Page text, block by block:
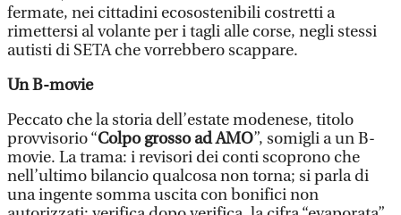
fermate, nei cittadini ecosostenibili costretti a
rimettersi al volante per i tagli alle corse, negli stessi
autisti di SETA che vorrebbero scappare.
Un B-movie
Peccato che la storia dell’estate modenese, titolo
provvisorio “Colpo grosso ad AMO”, somigli a un B-
movie. La trama: i revisori dei conti scoprono che
nell’ultimo bilancio qualcosa non torna; si parla di
una ingente somma uscita con bonifici non